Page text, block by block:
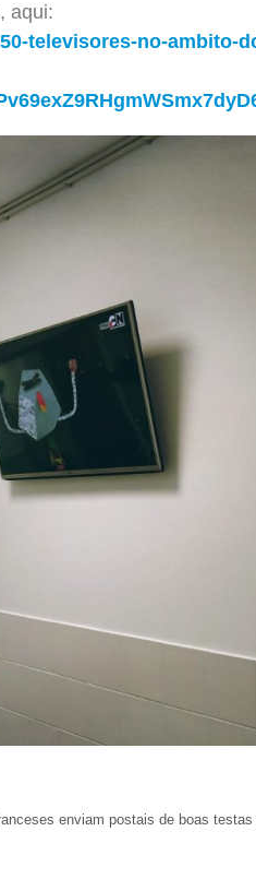
aqui:
televisores-no-ambito-